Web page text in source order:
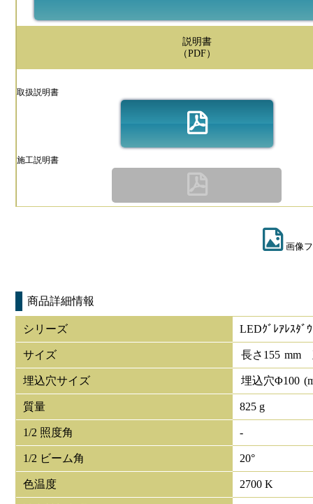
説明書
（PDF）
取扱説明書
施工説明書
画像
商品詳細情報
シリーズ LEDｸﾞﾚｱﾚｽﾀﾞ
サイズ 長さ 155 mm
埋込穴サイズ 埋込穴Φ100
質量 825 g
1/2 照度角 -
1/2 ビーム角 20°
色温度 2700 K